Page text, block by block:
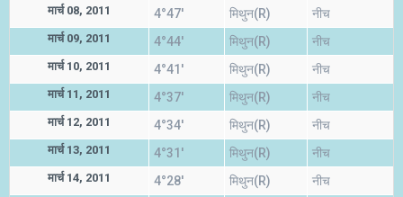
मार्च 08, 2011 4°47' मिथुन(R) नीच
मार्च 09, 2011 4°44' मिथुन(R) नीच
मार्च 10, 2011 4°41' मिथुन(R) नीच
मार्च 11, 2011 4°37' मिथुन(R) नीच
मार्च 12, 2011 4°34' मिथुन(R) नीच
मार्च 13, 2011 4°31' मिथुन(R) नीच
मार्च 14, 2011 4°28' मिथुन(R) नीच